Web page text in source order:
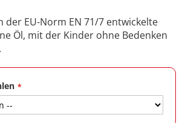
der EU-Norm EN 71/7 entwickelte
Öl, mit der Kinder ohne Bedenken